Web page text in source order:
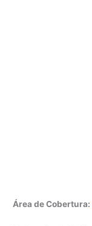
Área de Cobertura: